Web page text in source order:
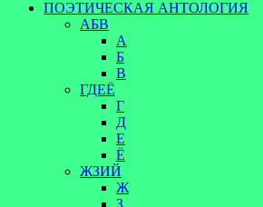
ПОЭТИЧЕСКАЯ АНТОЛОГИЯ
АБВ
А
Б
В
ГДЕЁ
Г
Д
Е
Ё
ЖЗИЙ
Ж
З